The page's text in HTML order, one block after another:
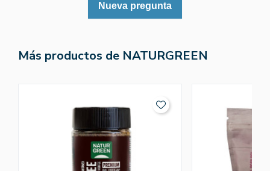
Nueva pregunta
Más productos de NATURGREEN